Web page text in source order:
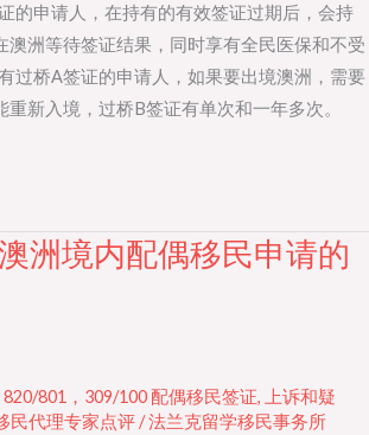
的申请人，在持有的有效签证过期后，会持
澳洲等待签证结果，同时享有全民医保和不受
过桥A签证的申请人，如果要出境澳洲，需要
新入境，过桥B签证有单次和一年多次。
洲境内配偶移民申请的
820/801，309/100 配偶移民签证,
上诉和疑
民代理专家点评/法兰克留学移民事务所